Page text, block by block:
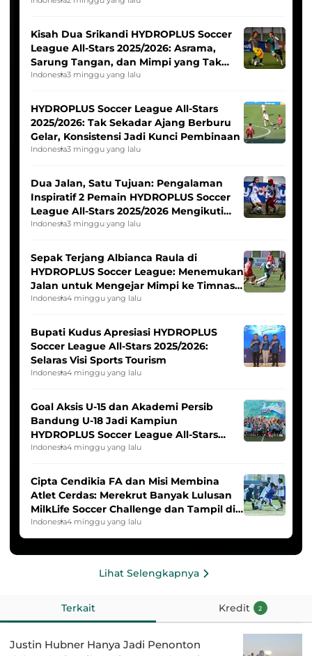
Kisah Dua Srikandi HYDROPLUS Soccer
League All-Stars 2025/2026: Asrama,
Sarung Tangan, dan Mimpi yang Tak
Pernah Padam
Indonesia3 minggu yang lalu
HYDROPLUS Soccer League All-Stars
2025/2026: Tak Sekadar Ajang Berburu
Gelar, Konsistensi Jadi Kunci Pembinaan
Indonesia3 minggu yang lalu
Dua Jalan, Satu Tujuan: Pengalaman
Inspiratif 2 Pemain HYDROPLUS Soccer
League All-Stars 2025/2026 Mengikuti
Seleksi Timnas Indonesia Putri
Indonesia3 minggu yang lalu
Sepak Terjang Albianca Raula di
HYDROPLUS Soccer League: Menemukan
Jalan untuk Mengejar Mimpi ke Timnas
Indonesia Putri
Indonesia4 minggu yang lalu
Bupati Kudus Apresiasi HYDROPLUS
Soccer League All-Stars 2025/2026:
Selaras Visi Sports Tourism
Indonesia4 minggu yang lalu
Goal Aksis U-15 dan Akademi Persib
Bandung U-18 Jadi Kampiun
HYDROPLUS Soccer League All-Stars
2025/2026
Indonesia4 minggu yang lalu
Cipta Cendikia FA dan Misi Membina
Atlet Cerdas: Merekrut Banyak Lulusan
MilkLife Soccer Challenge dan Tampil di
HYDROPLUS Soccer League
Indonesia4 minggu yang lalu
Lihat Selengkapnya
Terkait Kredit 2
Justin Hubner Hanya Jadi Penonton